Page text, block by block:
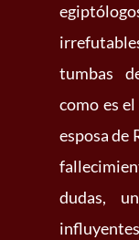
tumbas
como es
esposa de
dudas,